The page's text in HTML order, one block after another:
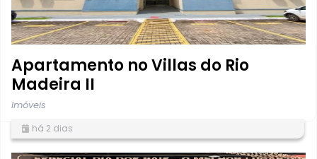
Apartamento no Villas do Rio
Madeira II
Imóveis
há 2 dias